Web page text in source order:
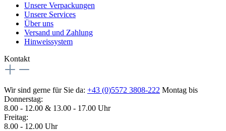
Unsere Verpackungen
Unsere Services
Über uns
Versand und Zahlung
Hinweissystem
Kontakt
Wir sind gerne für Sie da: +43 (0)5572 3808-222 Montag bis
Donnerstag:
8.00 - 12.00 & 13.00 - 17.00 Uhr
Freitag:
8.00 - 12.00 Uhr